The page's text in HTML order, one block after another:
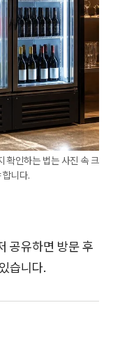
확인하는 법는 사진 속 크
니다.
공유하면 방문 후
습니다.